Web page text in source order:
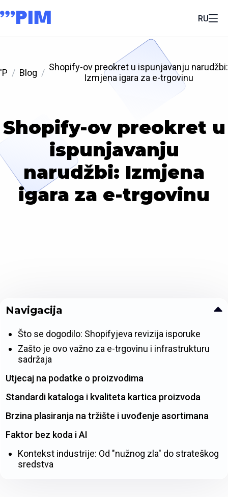
RU
'P Blog
Shopify-ov preokret u ispunjavanju narudžbi:
Izmjena igara za e-trgovinu
Shopify-ov preokret u
ispunjavanju
narudžbi: Izmjena
igara za e-trgovinu
Navigacija
Što se dogodilo: Shopifyjeva revizija isporuke
Zašto je ovo važno za e-trgovinu i infrastrukturu
sadržaja
Utjecaj na podatke o proizvodima
Standardi kataloga i kvaliteta kartica proizvoda
Brzina plasiranja na tržište i uvođenje asortimana
Faktor bez koda i AI
Kontekst industrije: Od "nužnog zla" do strateškog
sredstva